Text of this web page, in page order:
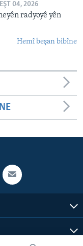
04, 2026
radyoyê yên
Hemî beşan bibîne